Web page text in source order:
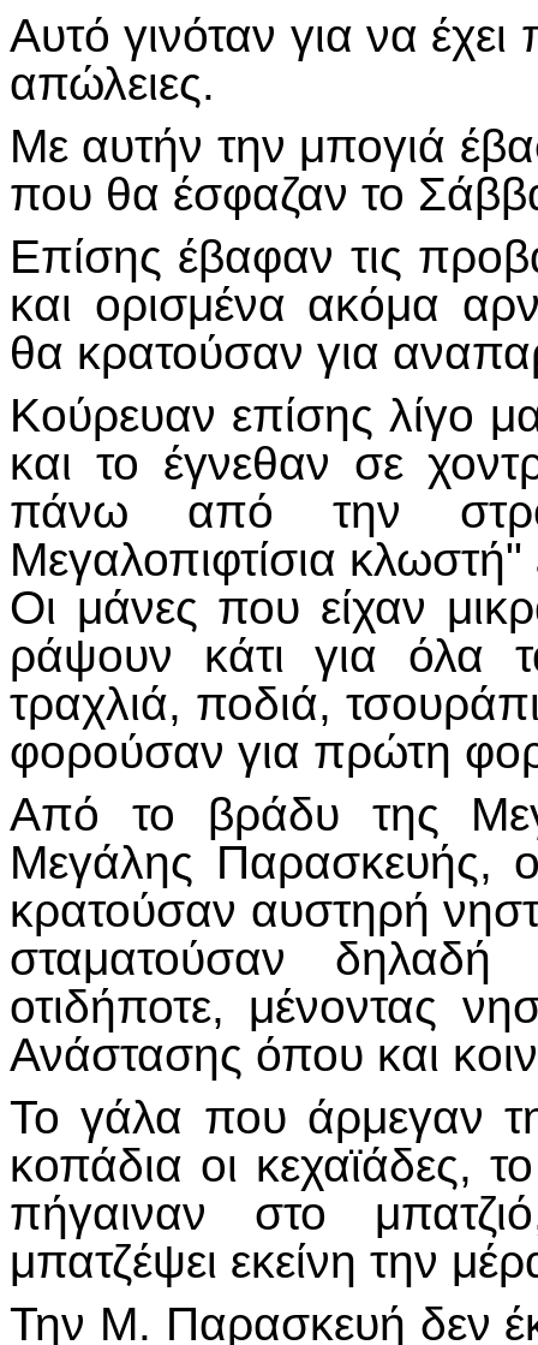
Αυτό γινόταν για να
απώλειες.
Με αυτήν την μπογιά
που θα έσφαζαν το
Επίσης έβαφαν τις
και ορισμένα ακόμα
θα κρατούσαν για
Κούρευαν επίσης λίγο
και το έγνεθαν σε
πάνω από την
Μεγαλοπιφτίσια κλωστή"
Οι μάνες που είχαν
ράψουν κάτι για όλα
τραχλιά, ποδιά,
φορούσαν για πρώτη
Από το βράδυ της
Μεγάλης Παρασκευής,
κρατούσαν αυστηρή
σταματούσαν
οτιδήποτε, μένοντας
Ανάστασης όπου και
Το γάλα που άρμεγαν
κοπάδια οι κεχαϊάδες,
πήγαιναν στο
μπατζέψει εκείνη την
Την Μ. Παρασκευή δεν